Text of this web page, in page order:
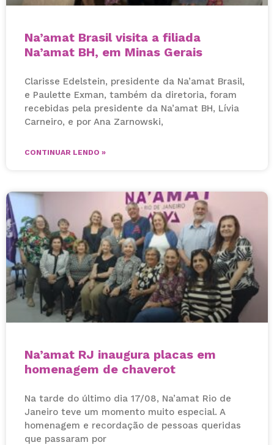
Na’amat Brasil visita a filiada
Na’amat BH, em Minas Gerais
Clarisse Edelstein, presidente da Na’amat Brasil,
e Paulette Exman, também da diretoria, foram
recebidas pela presidente da Na’amat BH, Lívia
Carneiro, e por Ana Zarnowski,
CONTINUAR LENDO »
Na’amat RJ inaugura placas em
homenagem de chaverot
Na tarde do último dia 17/08, Na’amat Rio de
Janeiro teve um momento muito especial. A
homenagem e recordação de pessoas queridas
que passaram por